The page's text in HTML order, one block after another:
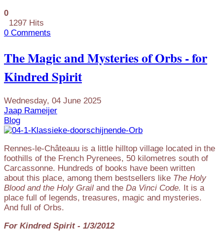
0
1297 Hits
0 Comments
The Magic and Mysteries of Orbs - for
Kindred Spirit
Wednesday, 04 June 2025
Jaap Rameijer
Blog
Rennes-le-Châteauu is a little hilltop village located in the
foothills of the French Pyrenees, 50 kilometres south of
Carcassonne. Hundreds of books have been written
about this place, among them bestsellers like The Holy
Blood and the Holy Grail and the Da Vinci Code.
It is a
place full of legends, treasures, magic and mysteries.
And full of Orbs.
For Kindred Spirit - 1/3/2012